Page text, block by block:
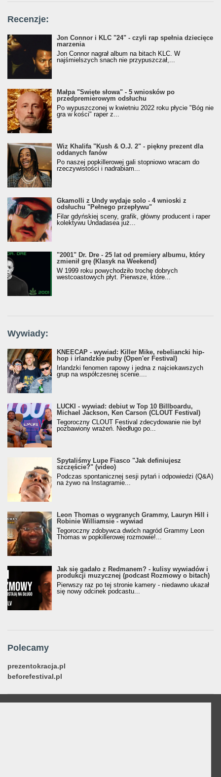
Recenzje:
Jon Connor i KLC "24" - czyli rap spełnia dziecięce
marzenia
Jon Connor nagrał album na bitach KLC. W
najśmielszych snach nie przypuszczał,...
Małpa "Święte słowa" - 5 wniosków po
przedpremierowym odsłuchu
Po wypuszczonej w kwietniu 2022 roku płycie "Bóg nie
gra w kości" raper z...
Wiz Khalifa "Kush & O.J. 2" - piękny prezent dla
oddanych fanów
Po naszej popkillerowej gali stopniowo wracam do
rzeczywistości i nadrabiam...
Gkamolli z Undy wydaje solo - 4 wnioski z
odsłuchu "Pełnego przepływu"
Filar gdyńskiej sceny, grafik, główny producent i raper
kolektywu Undadasea już...
"2001" Dr. Dre - 25 lat od premiery albumu, który
zmienił grę (Klasyk na Weekend)
W 1999 roku powychodziło trochę dobrych
westcoastowych płyt. Pierwsze, które...
Wywiady:
KNEECAP - wywiad: Killer Mike, rebeliancki hip-
hop i irlandzkie puby (Open'er Festival)
Irlandzki fenomen rapowy i jedna z najciekawszych
grup na współczesnej scenie....
LUCKI - wywiad: debiut w Top 10 Billboardu,
Michael Jackson, Ken Carson (CLOUT Festival)
Tegoroczny CLOUT Festival zdecydowanie nie był
pozbawiony wrażeń. Niedługo po...
Spytaliśmy Lupe Fiasco "Jak definiujesz
szczęście?" (video)
Podczas spontanicznej sesji pytań i odpowiedzi (Q&A)
na żywo na Instagramie...
Leon Thomas o wygranych Grammy, Lauryn Hill i
Robinie Williamsie - wywiad
Tegoroczny zdobywca dwóch nagród Grammy Leon
Thomas w popkillerowej rozmowie!...
Jak się gadało z Redmanem? - kulisy wywiadów i
produkcji muzycznej (podcast Rozmowy o bitach)
Pierwszy raz po tej stronie kamery - niedawno ukazał
się nowy odcinek podcastu...
Polecamy
prezentokracja.pl
beforefestival.pl